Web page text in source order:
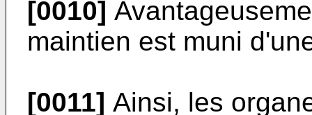
[0010]
maintien est muni
[0011] Ainsi, les